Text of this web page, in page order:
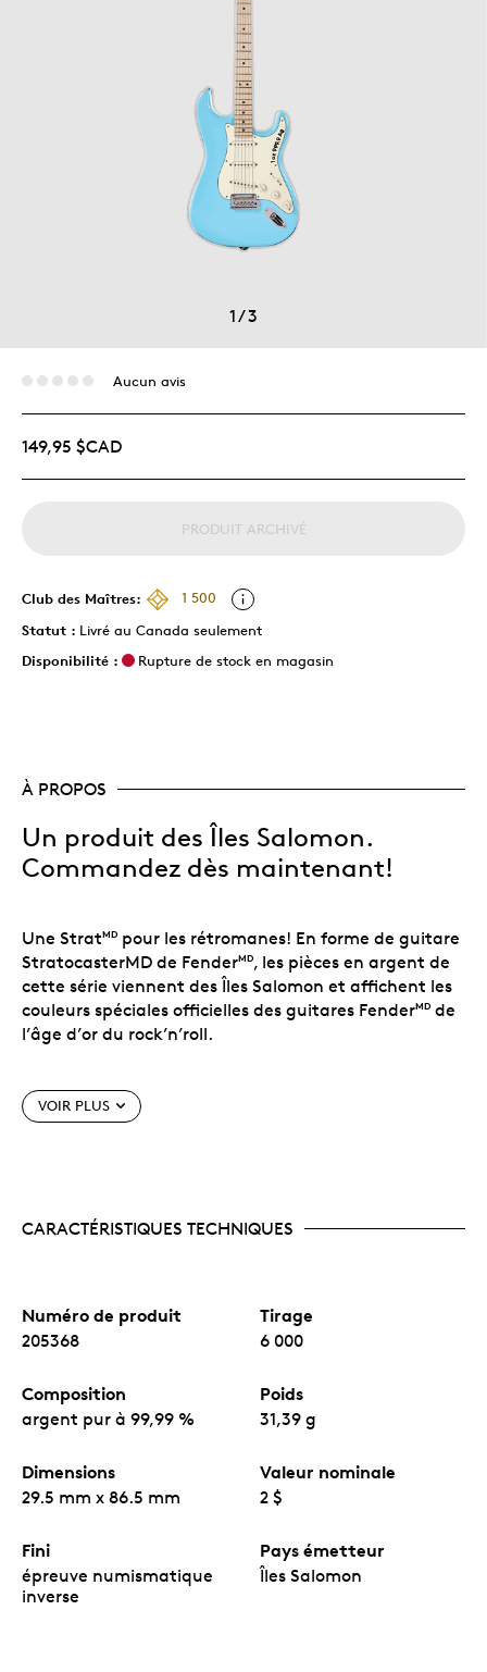
1/3
Aucun avis
149,95 $CAD
PRODUIT ARCHIVÉ
Club des Maîtres:
1 500
Statut : Livré au Canada seulement
Disponibilité :
Rupture de stock en magasin
À PROPOS
Un produit des Îles Salomon.
Commandez dès maintenant!
Une StratMD pour les rétromanes! En forme de guitare
StratocasterMD de FenderMD, les pièces en argent de
cette série viennent des Îles Salomon et affichent les
couleurs spéciales officielles des guitares FenderMD de
l’âge d’or du rock’n’roll.
Caractéristiques particulières
Aucune TPS ni TVH!
VOIR PLUS
CARACTÉRISTIQUES TECHNIQUES
Numéro de produit
205368
Tirage
6 000
Composition
argent pur à 99,99 %
Poids
31,39 g
Dimensions
29.5 mm x 86.5 mm
Valeur nominale
2 $
Fini
épreuve numismatique
inverse
Pays émetteur
Îles Salomon